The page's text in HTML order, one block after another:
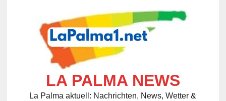
LA PALMA NEWS
La Palma aktuell: Nachrichten, News, Wetter &